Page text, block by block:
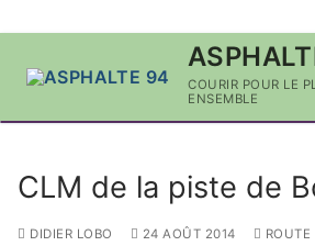
COURIR POUR LE
ENSEMBLE
CLM de la piste de
DIDIER LOBO 24 AOÛT 2014 ROUTE